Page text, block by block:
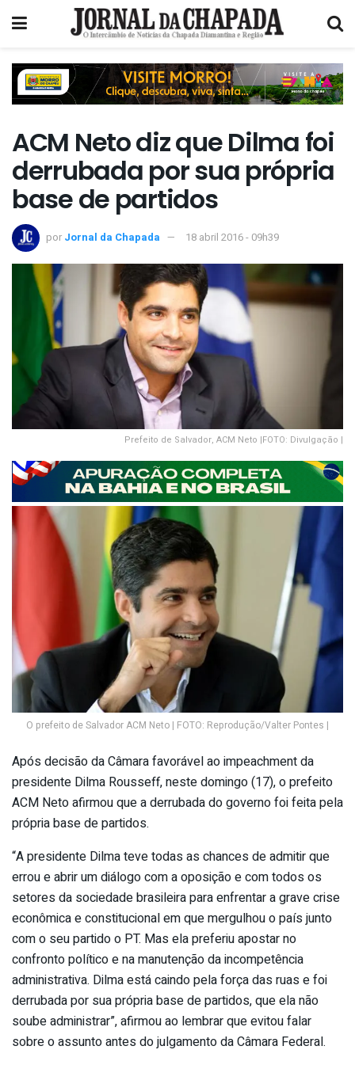
ACM Neto diz que Dilma foi
derrubada por sua própria
base de partidos
por Jornal da Chapada 18 abril 2016 - 09h39
Prefeito de Salvador, ACM Neto |FOTO: Divulgação |
O prefeito de Salvador ACM Neto | FOTO: Reprodução/Valter Pontes |
Após decisão da Câmara favorável ao impeachment da
presidente Dilma Rousseff, neste domingo (17), o prefeito
ACM Neto afirmou que a derrubada do governo foi feita pela
própria base de partidos.
“A presidente Dilma teve todas as chances de admitir que
errou e abrir um diálogo com a oposição e com todos os
setores da sociedade brasileira para enfrentar a grave crise
econômica e constitucional em que mergulhou o país junto
com o seu partido o PT. Mas ela preferiu apostar no
confronto político e na manutenção da incompetência
administrativa. Dilma está caindo pela força das ruas e foi
derrubada por sua própria base de partidos, que ela não
soube administrar”, afirmou ao lembrar que evitou falar
sobre o assunto antes do julgamento da Câmara Federal.